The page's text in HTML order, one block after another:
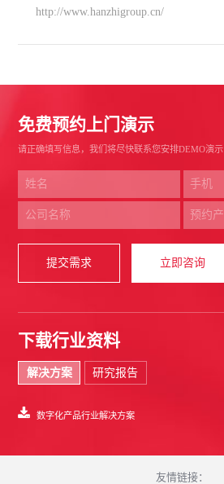
http://www.hanzhigroup.cn/
免费预约上门演示
请正确填写信息，我们将尽快联系您安排DEMO演示
提交需求 立即咨询
下载行业资料
解决方案 研究报告
数字化产品行业解决方案
友情链接：